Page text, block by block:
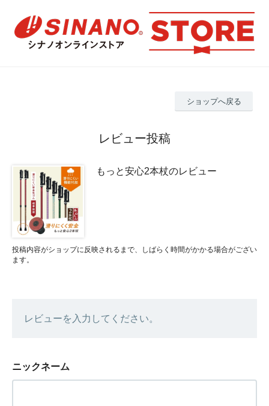
ショップへ戻る
レビュー投稿
もっと安心2本杖のレビュー
投稿内容がショップに反映されるまで、しばらく時間がかかる場合がござい
ます。
レビューを入力してください。
ニックネーム